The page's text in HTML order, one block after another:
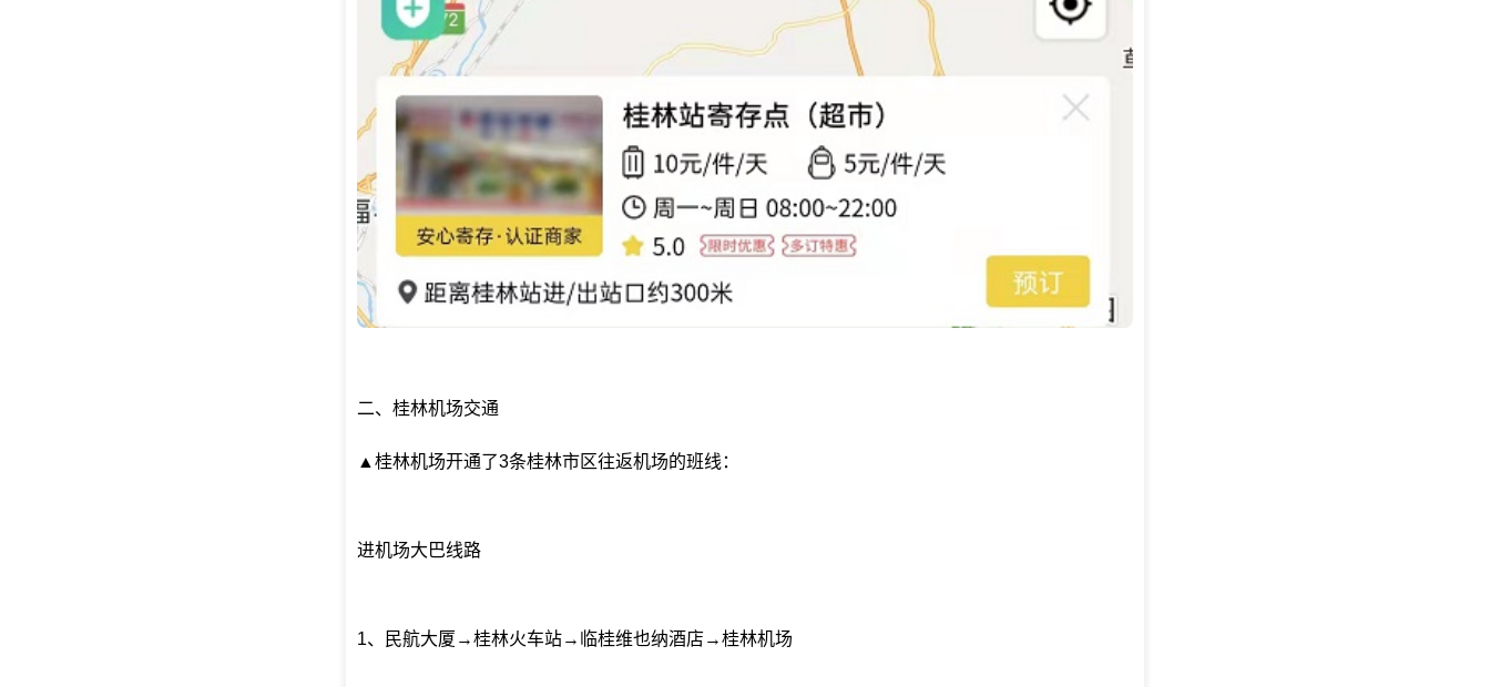
二、桂林机场交通
▲桂林机场开通了3条桂林市区往返机场的班线：
进机场大巴线路
1、民航大厦→桂林火车站→临桂维也纳酒店→桂林机场